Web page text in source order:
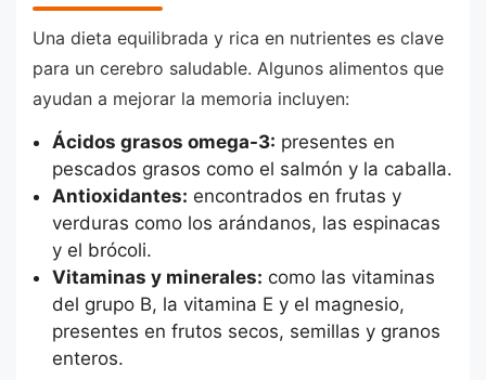
Una dieta equilibrada y rica en nutrientes es clave
para un cerebro saludable. Algunos alimentos que
ayudan a mejorar la memoria incluyen:
Ácidos grasos omega-3: presentes en
pescados grasos como el salmón y la caballa.
Antioxidantes: encontrados en frutas y
verduras como los arándanos, las espinacas
y el brócoli.
Vitaminas y minerales: como las vitaminas
del grupo B, la vitamina E y el magnesio,
presentes en frutos secos, semillas y granos
enteros.